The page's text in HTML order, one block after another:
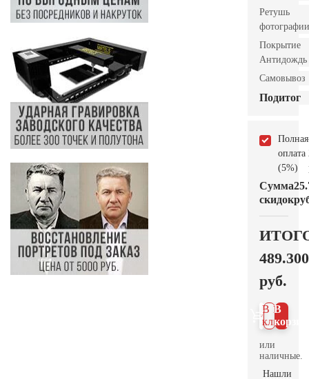
Ретушь
фотографии
Покрытие
Антидождь
Самовывоз
Подитог
Полная
оплата
(5%)
Сумма
скидок
489.300
руб.
В
В 1
клик
или
наличные.
Нашли